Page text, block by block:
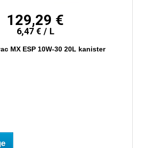
129,29 €
6,47 € / L
MX ESP 10W-30 20L kanister